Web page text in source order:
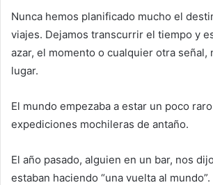
Nunca hemos planificado mucho el
viajes. Dejamos transcurrir el tiempo y
azar, el momento o cualquier otra señal,
lugar.
El mundo empezaba a estar un poco
expediciones mochileras de antaño.
El año pasado, alguien en un bar, nos
estaban haciendo “una vuelta al